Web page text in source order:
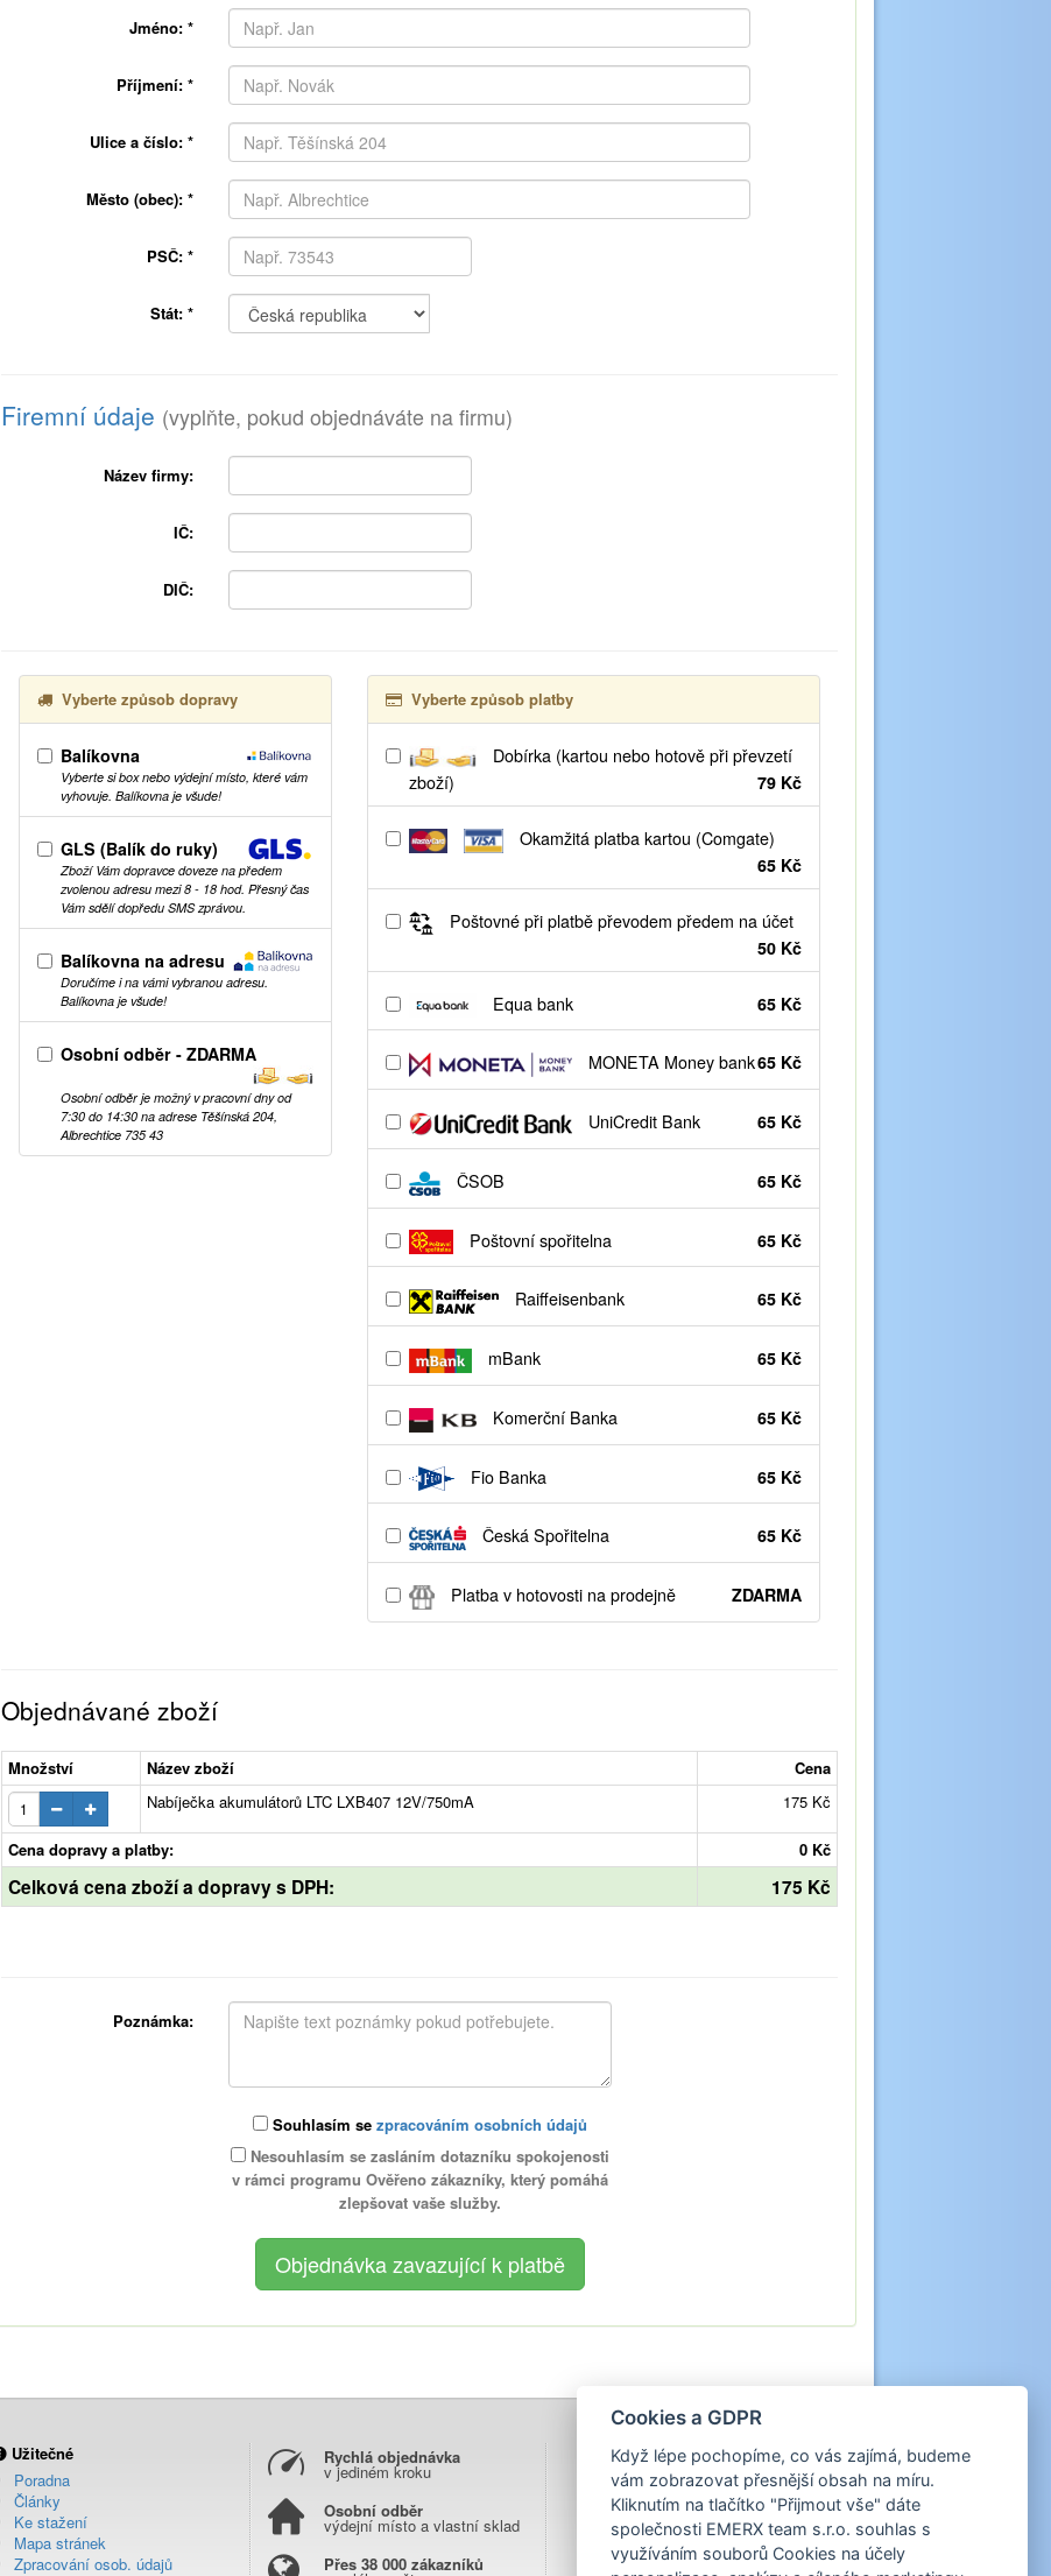
Jméno: *
Příjmení: *
Ulice a číslo: *
Město (obec): *
PSČ: *
Stát: *
Firemní údaje (vyplňte, pokud objednáváte na firmu)
Název firmy:
IČ:
DIČ:
Vyberte způsob dopravy
Balíkovna
Vyberte si box nebo výdejní místo, které vám
vyhovuje. Balíkovna je všude!
GLS (Balík do ruky)
Zboží Vám dopravce doveze na předem
zvolenou adresu mezi 8 - 18 hod. Přesný čas
Vám sdělí dopředu SMS zprávou.
Balíkovna na adresu
Doručíme i na vámi vybranou adresu.
Balíkovna je všude!
Osobní odběr - ZDARMA
Osobní odběr je možný v pracovní dny od
7:30 do 14:30 na adrese Těšínská 204,
Albrechtice 735 43
Vyberte způsob platby
Dobírka (kartou nebo hotově při převzetí
zboží)
79 Kč
Okamžitá platba kartou (Comgate)
65 Kč
Poštovné při platbě převodem předem na účet
50 Kč
Equa bank 65 Kč
MONETA Money bank65 Kč
UniCredit Bank 65 Kč
ČSOB 65 Kč
Poštovní spořitelna 65 Kč
Raiffeisenbank 65 Kč
mBank 65 Kč
Komerční Banka 65 Kč
Fio Banka 65 Kč
Česká Spořitelna 65 Kč
Platba v hotovosti na prodejně ZDARMA
Objednávané zboží
Množství Název zboží
Cena
Nabíječka akumulátorů LTC LXB407 12V/750mA
175 Kč
Cena dopravy a platby: 0 Kč
Celková cena zboží a dopravy s DPH: 175 Kč
Poznámka:
Souhlasím se zpracováním osobních údajů
Nesouhlasím se zasláním dotazníku spokojenosti
v rámci programu Ověřeno zákazníky, který pomáhá
zlepšovat vaše služby.
Užitečné
Poradna
Články
Ke stažení
Mapa stránek
Zpracování osob. údajů
Rychlá objednávka
v jediném kroku
Osobní odběr
výdejní místo a vlastní sklad
Přes 38 000 zákazníků
Cookies a GDPR
Když lépe pochopíme, co vás zajímá, budeme
vám zobrazovat přesnější obsah na míru.
Kliknutím na tlačítko "Přijmout vše" dáte
společnosti EMERX team s.r.o. souhlas s
využíváním souborů Cookies na účely